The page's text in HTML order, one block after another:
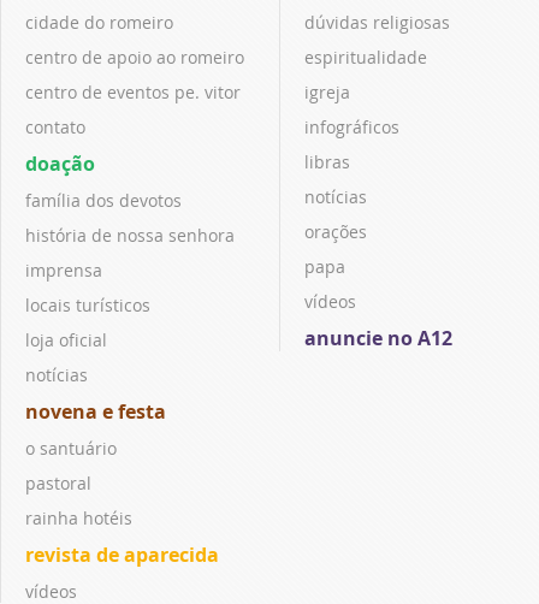
cidade do romeiro
centro de apoio ao romeiro
centro de eventos pe. vitor
contato
doação
família dos devotos
história de nossa senhora
imprensa
locais turísticos
loja oficial
notícias
novena e festa
o santuário
pastoral
rainha hotéis
revista de aparecida
vídeos
dúvidas religiosas
espiritualidade
igreja
infográficos
libras
notícias
orações
papa
vídeos
anuncie no A12